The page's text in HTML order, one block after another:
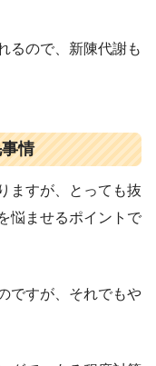
るので、新陳代謝も
情
ますが、とっても抜
悩ませるポイントで
ですが、それでもや